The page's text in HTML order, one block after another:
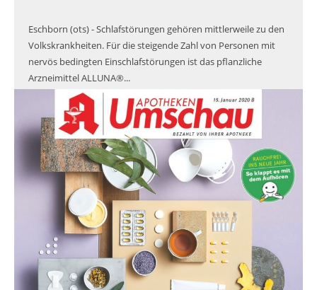
Eschborn (ots) - Schlafstörungen gehören mittlerweile zu den
Volkskrankheiten. Für die steigende Zahl von Personen mit
nervös bedingten Einschlafstörungen ist das pflanzliche
Arzneimittel ALLUNA®...